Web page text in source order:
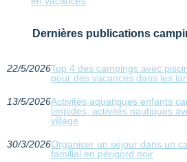
Dernières publications
22/5/2026Top 4 des campings avec
pour des vacances dans les
13/5/2026Activités aquatiques enfants
limpides, activités nautiques
village
30/3/2026Organiser un séjour dans un
familial en périgord noir